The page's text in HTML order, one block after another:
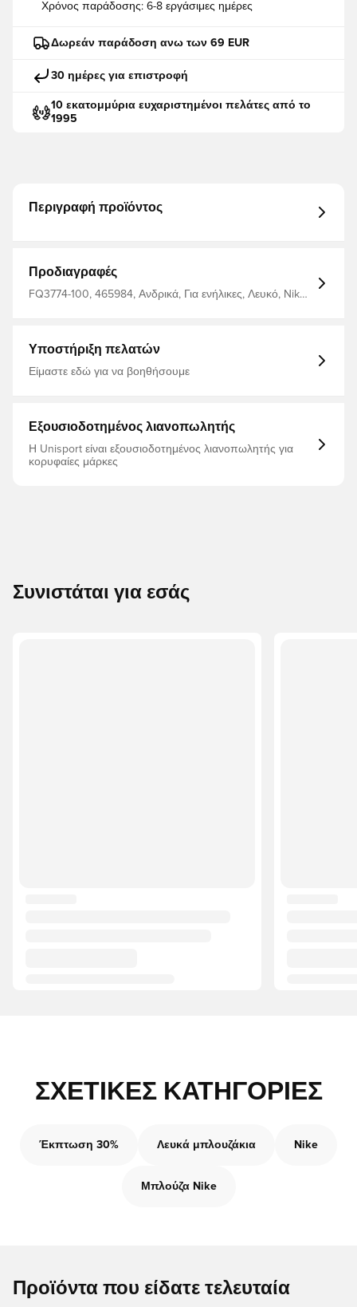
Χρόνος παράδοσης: 6-8 εργάσιμες ημέρες
Δωρεάν παράδοση ανω των 69 EUR
30 ημέρες για επιστροφή
10 εκατομμύρια ευχαριστημένοι πελάτες από το
1995
Περιγραφή προϊόντος
Προδιαγραφές
FQ3774-100, 465984, Ανδρικά, Για ενήλικες, Λευκό, Nike,
Υποστήριξη πελατών
Είμαστε εδώ για να βοηθήσουμε
Εξουσιοδοτημένος λιανοπωλητής
Η Unisport είναι εξουσιοδοτημένος λιανοπωλητής για
κορυφαίες μάρκες
Συνιστάται για εσάς
ΣΧΕΤΙΚΈΣ ΚΑΤΗΓΟΡΊΕΣ
Έκπτωση 30% Λευκά μπλουζάκια Nike
Μπλούζα Nike
Προϊόντα που είδατε τελευταία